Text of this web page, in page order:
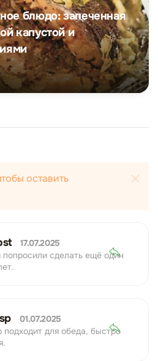
блюдо: запеченная
капустой и
оставить
17.07.2025
сделать ещё один
01.07.2025
подходит для обеда, быстро